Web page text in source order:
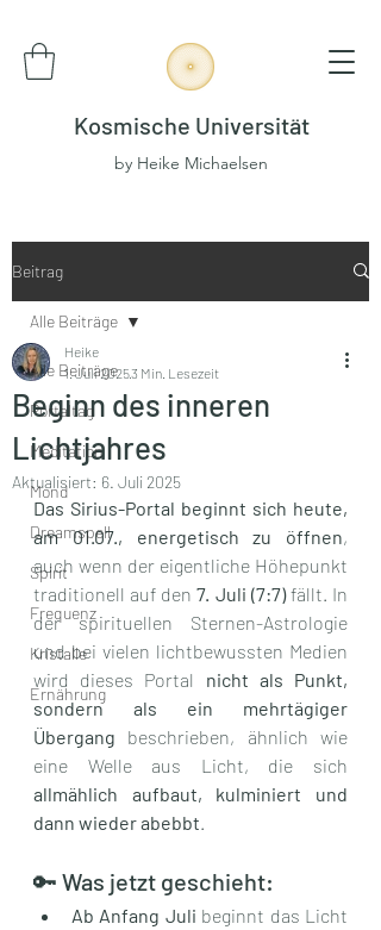
Kosmische Universität
by Heike Michaelsen
Beitrag
Alle Beiträge
Portaltag
Meditation
Mond
Dreamspell
Spirit
Frequenz
Kristalle
Ernährung
Alle Beiträge
Beginn des inneren
Lichtjahres
Heike
1. Juli 20253 Min. Lesezeit
Aktualisiert: 6. Juli 2025
Das Sirius-Portal beginnt sich heute,
am 01.07., energetisch zu öffnen,
auch wenn der eigentliche Höhepunkt
traditionell auf den 7. Juli (7:7) fällt. In
der spirituellen Sternen-Astrologie
und bei vielen lichtbewussten Medien
wird dieses Portal nicht als Punkt,
sondern als ein mehrtägiger
Übergang beschrieben, ähnlich wie
allmählich aufbaut, kulminiert und
dann wieder abebbt.
🔑 Was jetzt geschieht:
Ab Anfang Juli beginnt das Licht